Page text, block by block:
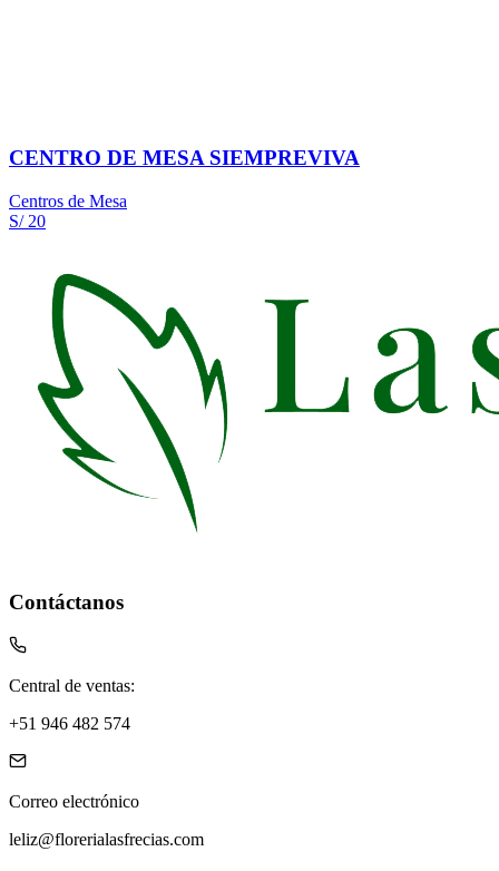
CENTRO DE MESA SIEMPREVIVA
Centros de Mesa
S/ 20
Contáctanos
Central de ventas:
+51 946 482 574
Correo electrónico
leliz@florerialasfrecias.com